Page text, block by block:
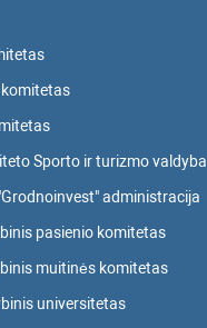
Sporto ir turizmo valdyba
administracija
pasienio komitetas
muitinės komitetas
universitetas